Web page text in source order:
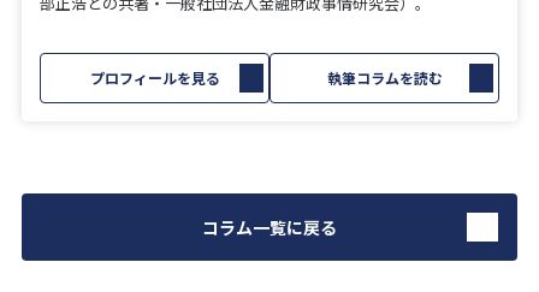
プロフィールを見る 執筆コラムを読む
コラム一覧に戻る